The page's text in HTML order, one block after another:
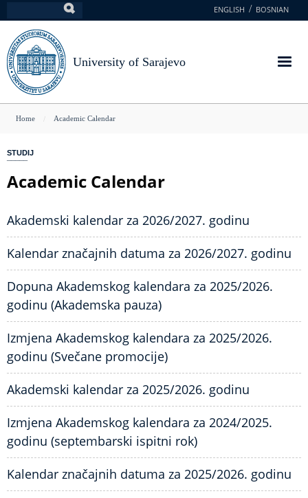
to
main
content
ENGLISH BOSNIAN
University of Sarajevo
You
here
Home Academic Calendar
STUDIJ
Academic Calendar
Akademski kalendar za 2026/2027. godinu
Kalendar značajnih datuma za 2026/2027. godinu
Dopuna Akademskog kalendara za 2025/2026.
godinu (Akademska pauza)
Izmjena Akademskog kalendara za 2025/2026.
godinu (Svečane promocije)
Akademski kalendar za 2025/2026. godinu
Izmjena Akademskog kalendara za 2024/2025.
godinu (septembarski ispitni rok)
Kalendar značajnih datuma za 2025/2026. godinu